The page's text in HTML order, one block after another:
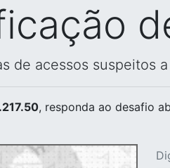
de acessos suspeitos
, responda ao desafio